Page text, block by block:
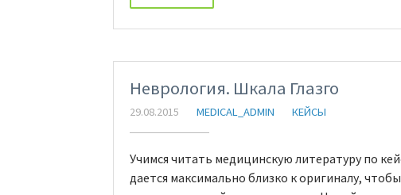
Неврология. Шкала Глазго
29.08.2015 MEDICAL_ADMIN КЕЙСЫ
Учимся читать медицинскую литературу по
дается максимально близко к оригиналу,